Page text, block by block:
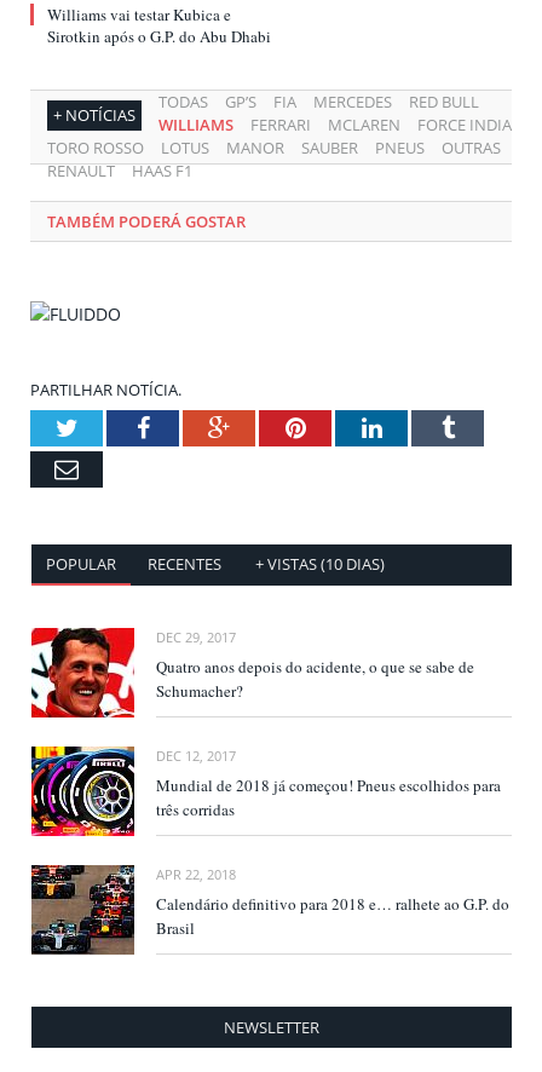
Williams vai testar Kubica e
Sirotkin após o G.P. do Abu Dhabi
+ NOTÍCIAS
TODAS GP’S FIA MERCEDES
RED BULL
WILLIAMS
FERRARI MCLAREN
FORCE INDIA
TORO ROSSO
LOTUS MANOR SAUBER PNEUS
OUTRAS
RENAULT
HAAS F1
TAMBÉM PODERÁ GOSTAR
PARTILHAR NOTÍCIA.
TwitterFacebookGoogle+PinterestLinkedInTumblr
Email
POPULAR RECENTES + VISTAS (10 DIAS)
DEC 29, 2017
Quatro anos depois do acidente, o que se sabe de
Schumacher?
DEC 12, 2017
Mundial de 2018 já começou! Pneus escolhidos para
três corridas
APR 22, 2018
Calendário definitivo para 2018 e… ralhete ao G.P. do
Brasil
NEWSLETTER